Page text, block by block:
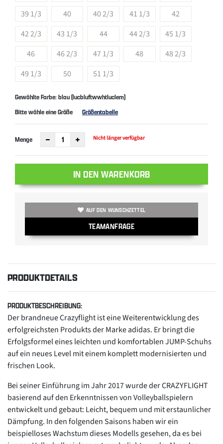
39 1/3
40 40 2/3 41 1/3
42
42 2/3
43 1/3 44 44 2/3
45 1/3
46
46 2/3 47 1/3 48
48 2/3
49 1/3
50 51 1/3
Gewählte Farbe: blau (lucbluftwwhtluclem)
Bitte wähle eine Größe
Größentabelle
Menge Nicht länger verfügbar
IN DEN WARENKORB
AUF DEN WUNSCHZETTEL
TEAMANFRAGE
PRODUKTDETAILS
PRODUKTBESCHREIBUNG:
Der brandneue Crazyflight ist eine Weiterentwicklung des
erfolgreichsten Produkts der Marke adidas. Er bringt die
Erfolgsformel eines leichten und komfortablen JUMP-Schuhs
auf ein neues Level mit einem komplett modernisierten und
frischen Look.
Bei seiner Einführung im Jahr 2017 wurde der CRAZYFLIGHT
basierend auf den Erkenntnissen von Volleyballspielern
entwickelt und gebaut: Leicht, bequem und mit erstaunlicher
Dämpfung. In den folgenden Saisons haben wir ein
beispielloses Wachstum dieses Modells gesehen, da es bei